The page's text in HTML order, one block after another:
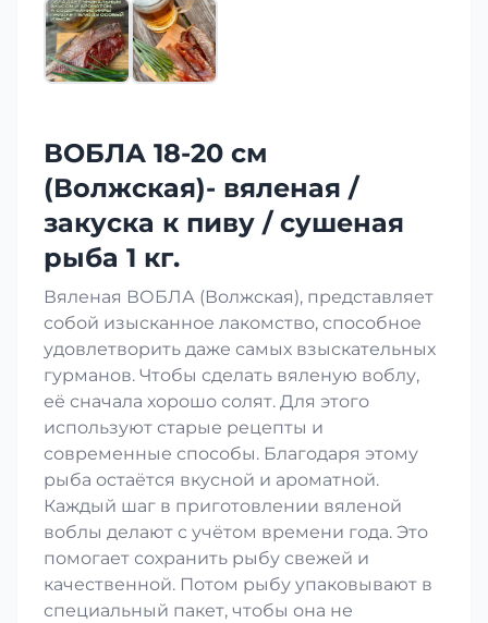
ВОБЛА 18-20 см
(Волжская)- вяленая /
закуска к пиву / сушеная
рыба 1 кг.
Вяленая ВОБЛА (Волжская), представляет
собой изысканное лакомство, способное
удовлетворить даже самых взыскательных
гурманов. Чтобы сделать вяленую воблу,
её сначала хорошо солят. Для этого
используют старые рецепты и
современные способы. Благодаря этому
рыба остаётся вкусной и ароматной.
Каждый шаг в приготовлении вяленой
воблы делают с учётом времени года. Это
помогает сохранить рыбу свежей и
качественной. Потом рыбу упаковывают в
специальный пакет, чтобы она не